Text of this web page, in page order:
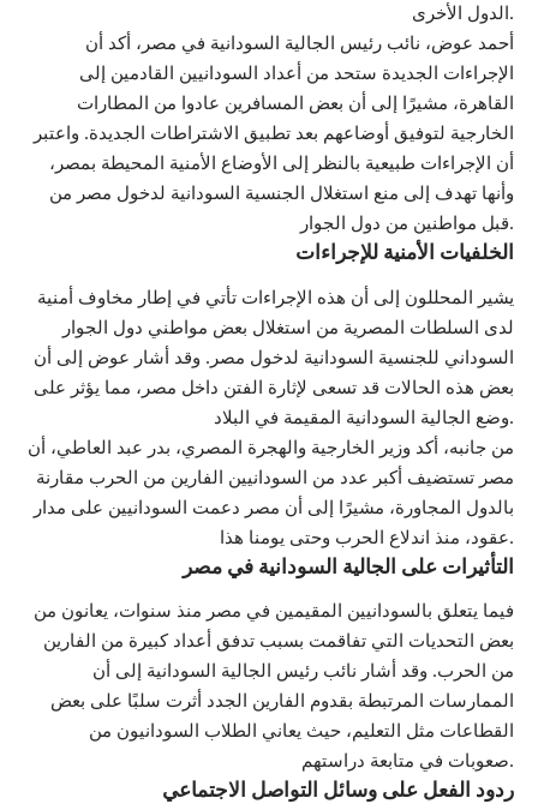
الدول الأخرى.
أحمد عوض، نائب رئيس الجالية السودانية في مصر، أكد أن
الإجراءات الجديدة ستحد من أعداد السودانيين القادمين إلى
القاهرة، مشيرًا إلى أن بعض المسافرين عادوا من المطارات
الخارجية لتوفيق أوضاعهم بعد تطبيق الاشتراطات الجديدة. واعتبر
أن الإجراءات طبيعية بالنظر إلى الأوضاع الأمنية المحيطة بمصر،
وأنها تهدف إلى منع استغلال الجنسية السودانية لدخول مصر من
قبل مواطنين من دول الجوار.
الخلفيات الأمنية للإجراءات
يشير المحللون إلى أن هذه الإجراءات تأتي في إطار مخاوف أمنية
لدى السلطات المصرية من استغلال بعض مواطني دول الجوار
السوداني للجنسية السودانية لدخول مصر. وقد أشار عوض إلى أن
بعض هذه الحالات قد تسعى لإثارة الفتن داخل مصر، مما يؤثر على
وضع الجالية السودانية المقيمة في البلاد.
من جانبه، أكد وزير الخارجية والهجرة المصري، بدر عبد العاطي، أن
مصر تستضيف أكبر عدد من السودانيين الفارين من الحرب مقارنة
بالدول المجاورة، مشيرًا إلى أن مصر دعمت السودانيين على مدار
عقود، منذ اندلاع الحرب وحتى يومنا هذا.
التأثيرات على الجالية السودانية في مصر
فيما يتعلق بالسودانيين المقيمين في مصر منذ سنوات، يعانون من
بعض التحديات التي تفاقمت بسبب تدفق أعداد كبيرة من الفارين
من الحرب. وقد أشار نائب رئيس الجالية السودانية إلى أن
الممارسات المرتبطة بقدوم الفارين الجدد أثرت سلبًا على بعض
القطاعات مثل التعليم، حيث يعاني الطلاب السودانيون من
صعوبات في متابعة دراستهم.
ردود الفعل على وسائل التواصل الاجتماعي